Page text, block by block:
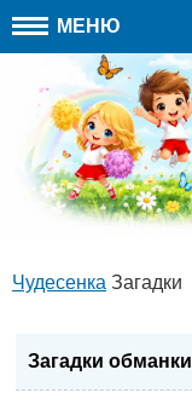
МЕНЮ
Чудесенка Загадки
Загадки обманки